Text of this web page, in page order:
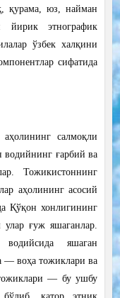
қурама, юз, найман
йирик этнографик
ўзбек халқини
сифатида
салмоқли
водийнинг ғарбий ва
Тожикистоннинг
аҳолининг асосий
Қўқон хонлигининг
улар ғуж яшаганлар.
водийсида яшаган
— воҳа тожиклари ва
— бу ушбу